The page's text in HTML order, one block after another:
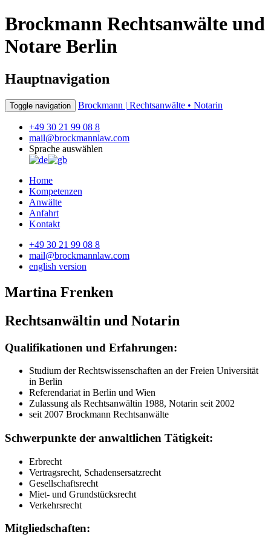
Brockmann Rechtsanwälte und
Notare Berlin
Hauptnavigation
Toggle navigation Brockmann | Rechtsanwälte • Notarin
+49 30 21 99 08 8
mail@brockmannlaw.com
Sprache auswählen
Home
Kompetenzen
Anwälte
Anfahrt
Kontakt
+49 30 21 99 08 8
mail@brockmannlaw.com
english version
Martina Frenken
Rechtsanwältin und Notarin
Qualifikationen und Erfahrungen:
Studium der Rechtswissenschaften an der Freien Universität
in Berlin
Referendariat in Berlin und Wien
Zulassung als Rechtsanwältin 1988, Notarin seit 2002
seit 2007 Brockmann Rechtsanwälte
Schwerpunkte der anwaltlichen Tätigkeit:
Erbrecht
Vertragsrecht, Schadensersatzrecht
Gesellschaftsrecht
Miet- und Grundstücksrecht
Verkehrsrecht
Mitgliedschaften: